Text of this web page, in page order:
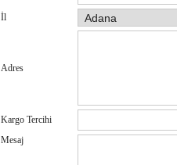
İl
Adres
Kargo Tercihi
Mesaj